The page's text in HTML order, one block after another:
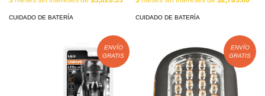
CUIDADO DE BATERÍA CUIDADO DE BATERÍA
ENVÍO
GRATIS
ENVÍO
GRATIS